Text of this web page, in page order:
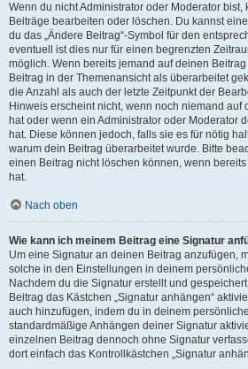
Wenn du nicht Administrator oder Moderator
Beiträge bearbeiten oder löschen. Du kannst
du das „Ändere Beitrag“-Symbol für den
eventuell ist dies nur für einen begrenzten
möglich. Wenn bereits jemand auf deinen
Beitrag in der Themenansicht als überarbeitet
die Anzahl als auch der letzte Zeitpunkt der
Hinweis erscheint nicht, wenn noch niemand auf
hat oder wenn ein Administrator oder Moderator
hat. Diese können jedoch, falls sie es für nötig
warum dein Beitrag überarbeitet wurde. Bitte
einen Beitrag nicht löschen können, wenn
hat.
Nach oben
Wie kann ich meinem Beitrag eine Signatur
Um eine Signatur an deinen Beitrag anzufügen,
solche in den Einstellungen in deinem
Nachdem du die Signatur erstellt und
Beitrag das Kästchen „Signatur anhängen“
auch hinzufügen, indem du in deinem
standardmäßige Anhängen deiner Signatur
einzelnen Beitrag dennoch ohne Signatur
dort einfach das Kontrollkästchen „Signatur